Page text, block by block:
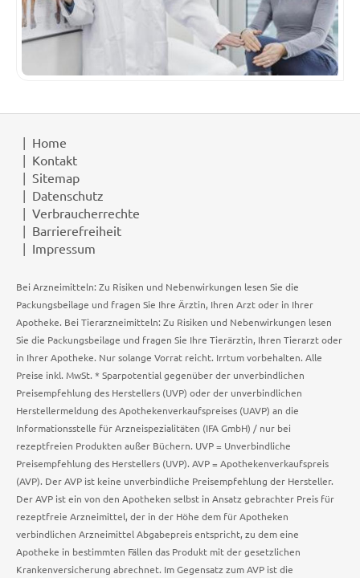
Home
Kontakt
Sitemap
Datenschutz
Verbraucherrechte
Barrierefreiheit
Impressum
Bei Arzneimitteln: Zu Risiken und Nebenwirkungen lesen Sie die
Packungsbeilage und fragen Sie Ihre Ärztin, Ihren Arzt oder in Ihrer
Apotheke. Bei Tierarzneimitteln: Zu Risiken und Nebenwirkungen lesen
Sie die Packungsbeilage und fragen Sie Ihre Tierärztin, Ihren Tierarzt oder
in Ihrer Apotheke. Nur solange Vorrat reicht. Irrtum vorbehalten. Alle
Preise inkl. MwSt. * Sparpotential gegenüber der unverbindlichen
Preisempfehlung des Herstellers (UVP) oder der unverbindlichen
Herstellermeldung des Apothekenverkaufspreises (UAVP) an die
Informationsstelle für Arzneispezialitäten (IFA GmbH) / nur bei
rezeptfreien Produkten außer Büchern. UVP = Unverbindliche
Preisempfehlung des Herstellers (UVP). AVP = Apothekenverkaufspreis
(AVP). Der AVP ist keine unverbindliche Preisempfehlung der Hersteller.
Der AVP ist ein von den Apotheken selbst in Ansatz gebrachter Preis für
rezeptfreie Arzneimittel, der in der Höhe dem für Apotheken
verbindlichen Arzneimittel Abgabepreis entspricht, zu dem eine
Apotheke in bestimmten Fällen das Produkt mit der gesetzlichen
Krankenversicherung abrechnet. Im Gegensatz zum AVP ist die